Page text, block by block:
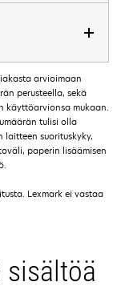
arvioimaan
perusteella, sekä
käyttöarvionsa mukaan.
tulisi olla
suorituskyky,
paperin lisäämisen
Lexmark ei vastaa
sisältöä